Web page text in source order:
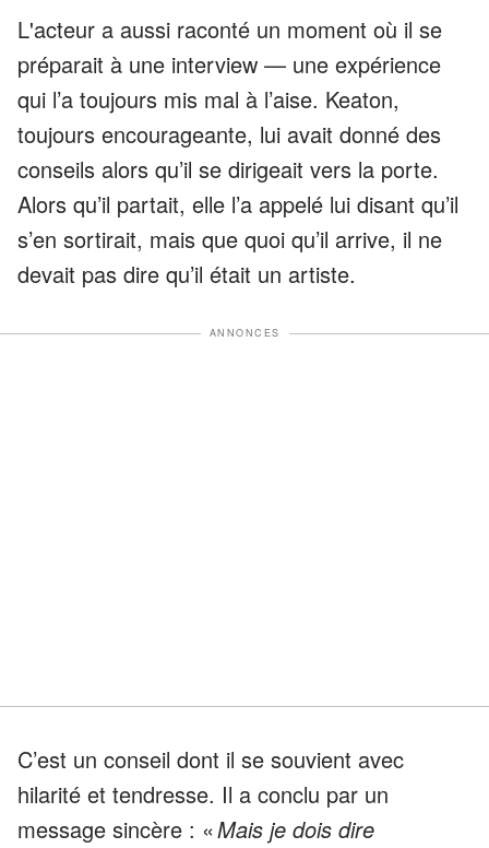
L'acteur a aussi raconté un moment où il se
préparait à une interview — une expérience
qui l’a toujours mis mal à l’aise. Keaton,
toujours encourageante, lui avait donné des
conseils alors qu’il se dirigeait vers la porte.
Alors qu’il partait, elle l’a appelé lui disant qu’il
s’en sortirait, mais que quoi qu’il arrive, il ne
devait pas dire qu’il était un artiste.
ANNONCES
C’est un conseil dont il se souvient avec
hilarité et tendresse. Il a conclu par un
message sincère : «Mais je dois dire